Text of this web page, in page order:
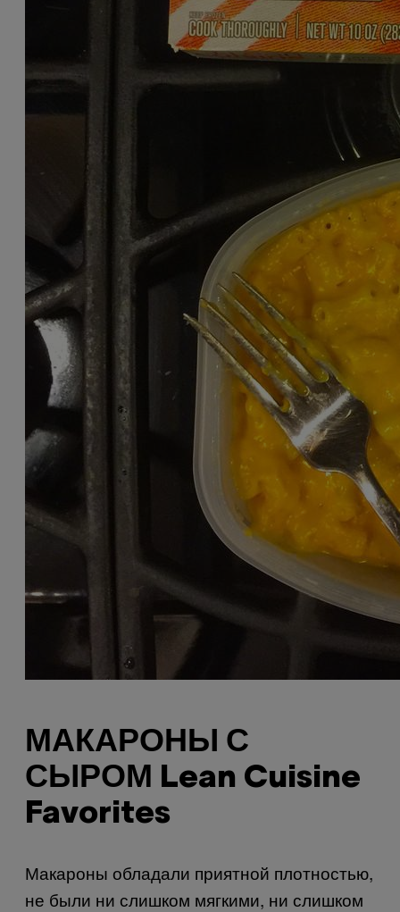
МАКАРОНЫ С
СЫРОМ Lean Cuisine
Favorites
Макароны обладали приятной плотностью,
не были ни слишком мягкими, ни слишком